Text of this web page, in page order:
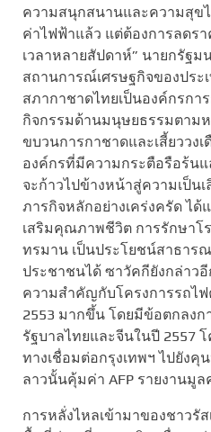
ความสนุกสนานและความสุขไ
ค่าไฟฟ้าแล้ว แต่ต้องการลดร
เวลาหลายสัปดาห์” นายกรัฐม
สถานการณ์เศรษฐกิจของประ
สภากาชาดไทยเป็นองค์กรกา
กิจกรรมด้านมนุษยธรรมตาม
ขบวนการกาชาดและเสี้ยววง
องค์กรที่มีความกระตือรือร้น
จะก้าวไปข้างหน้าสู่ความเป็
ภารกิจหลักอย่างเคร่งครัด ได้
เสริมคุณภาพชีวิต การรักษาโ
ทรมาน เป็นประโยชน์สาธาร
ประชาชนได้ ซาวัคกียังกล่าว
ความสำคัญกับโครงการรถไฟ
2553 มากขึ้น โดยมีข้อตกลงก
รัฐบาลไทยและจีนในปี 2557
ทางเชื่อมต่อกรุงเทพฯ ไปยังคุ
ลาวนั้นคุ้มค่า AFP รายงานมู
การหลั่งไหลเข้ามาของชาวรั